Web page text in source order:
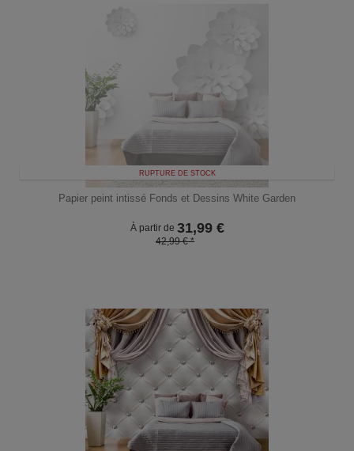
RUPTURE DE STOCK
Papier peint intissé Fonds et Dessins White Garden
À partir de 31,99€
42,99 € *